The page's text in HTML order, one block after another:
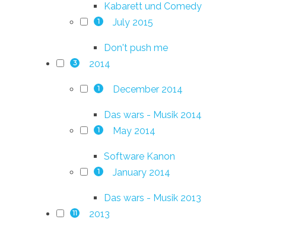
Kabarett und Comedy
1 July 2015
Don't push me
3 2014
1 December 2014
Das wars - Musik 2014
1 May 2014
Software Kanon
1 January 2014
Das wars - Musik 2013
11 2013